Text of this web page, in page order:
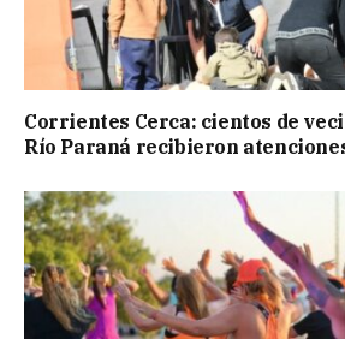
Corrientes Cerca: cientos de
Río Paraná recibieron